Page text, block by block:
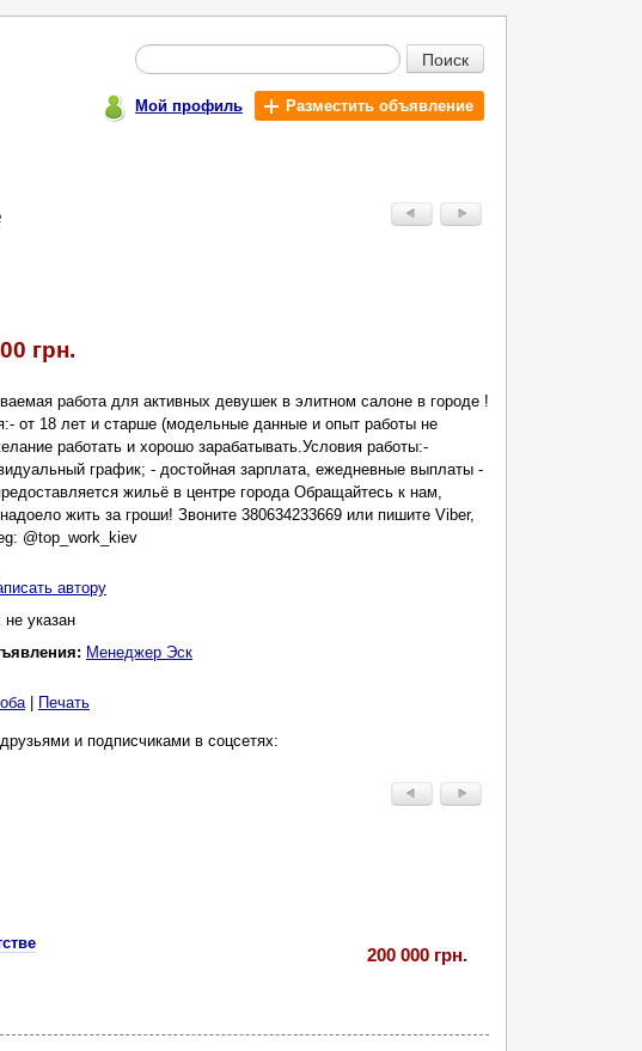
Поиск
Мой профиль Разместить объявление
грн.
работа для активных девушек в элитном салоне в городе !
от 18 лет и старше (модельные данные и опыт работы не
работать и хорошо зарабатывать.Условия работы:-
график; - достойная зарплата, ежедневные выплаты -
жильё в центре города Обращайтесь к нам,
жить за гроши! Звоните 380634233669 или пишите Viber,
@top_work_kiev
автору
не указан
Менеджер Эск
| Печать
и подписчиками в соцсетях:
200 000 грн.